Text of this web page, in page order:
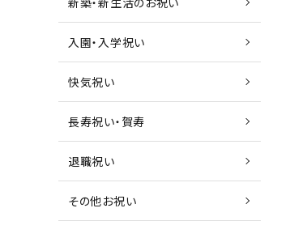
入園・入学祝い
快気祝い
長寿祝い・賀寿
退職祝い
その他お祝い